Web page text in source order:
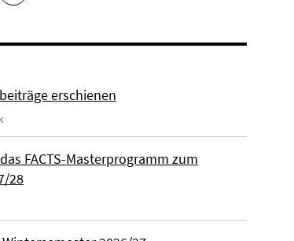
erschienen
FACTS-Masterprogramm zum
28